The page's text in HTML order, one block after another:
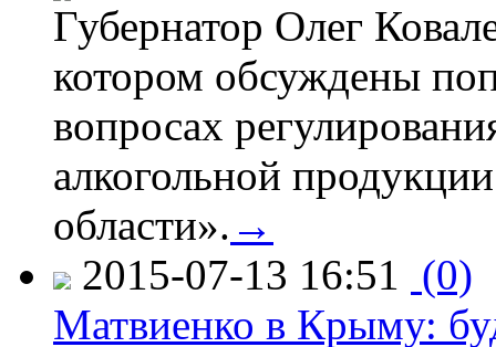
Губернатор Олег
котором обсуждены
вопросах
алкогольной
области». →
2015-07-13 16:51 (0)
Матвиенко в Крыму: